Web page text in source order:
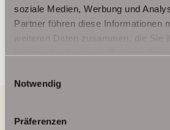
soziale Medien, Werbung und
Partner führen diese Informationen
weiteren Daten zusammen, die Sie
haben oder die sie im Rahmen
Notwendig
Präferenzen
Mobil: 00491714769991
info@schelkmann.de